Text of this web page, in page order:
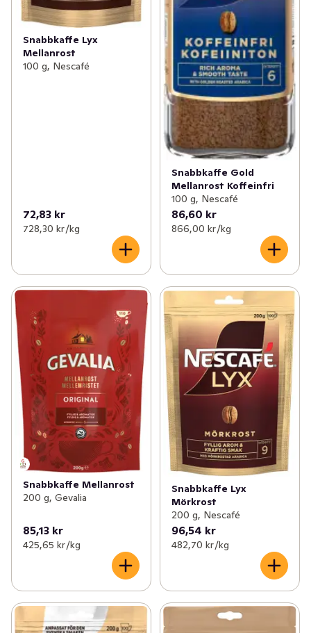
Snabbkaffe Lyx
Mellanrost
100 g, Nescafé
72,83 kr
728,30 kr /kg
Snabbkaffe Gold
Mellanrost Koffeinfri
100 g, Nescafé
86,60 kr
866,00 kr /kg
Snabbkaffe Mellanrost
200 g, Gevalia
85,13 kr
425,65 kr /kg
Snabbkaffe Lyx
Mörkrost
200 g, Nescafé
96,54 kr
482,70 kr /kg